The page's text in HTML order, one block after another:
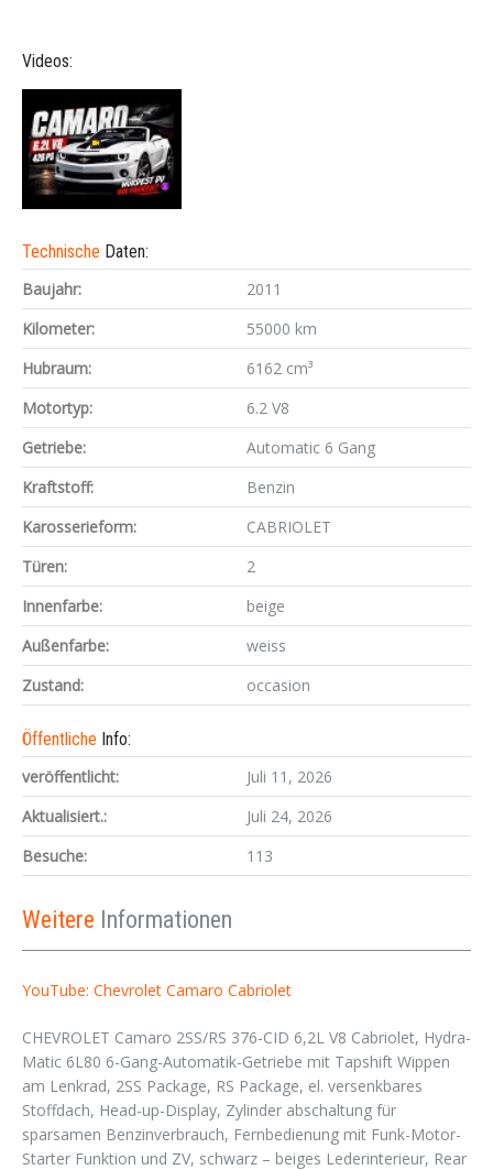
Videos:
Technische Daten:
Baujahr:
2011
Kilometer:
55000 km
Hubraum:
6162 cm³
Motortyp:
6.2 V8
Getriebe:
Automatic 6 Gang
Kraftstoff:
Benzin
Karosserieform:
CABRIOLET
Türen:
2
Innenfarbe:
beige
Außenfarbe:
weiss
Zustand:
occasion
Öffentliche Info:
veröffentlicht:
Juli 11, 2026
Aktualisiert.:
Juli 24, 2026
Besuche:
113
Weitere Informationen
YouTube: Chevrolet Camaro Cabriolet
CHEVROLET Camaro 2SS/RS 376-CID 6,2L V8 Cabriolet, Hydra-
Matic 6L80 6-Gang-Automatik-Getriebe mit Tapshift Wippen
am Lenkrad, 2SS Package, RS Package, el. versenkbares
Stoffdach, Head-up-Display, Zylinder abschaltung für
sparsamen Benzinverbrauch, Fernbedienung mit Funk-Motor-
Starter Funktion und ZV, schwarz – beiges Lederinterieur, Rear